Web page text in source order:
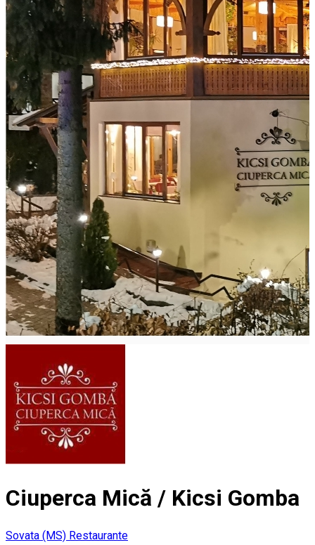
Ciuperca Mică / Kicsi Gomba
Sovata (MS) Restaurante